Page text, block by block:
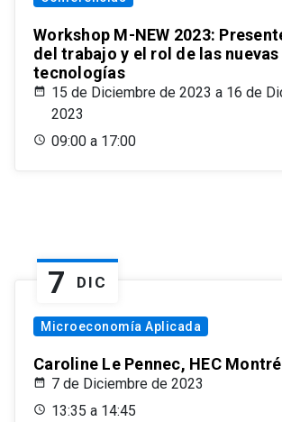
Workshop M-NEW 2023:
del trabajo y el rol de las nuevas
tecnologías
15 de Diciembre de 2023 a 16 de
2023
09:00 a 17:00
7 DIC
Microeconomía Aplicada
Caroline Le Pennec, HEC
7 de Diciembre de 2023
13:35 a 14:45